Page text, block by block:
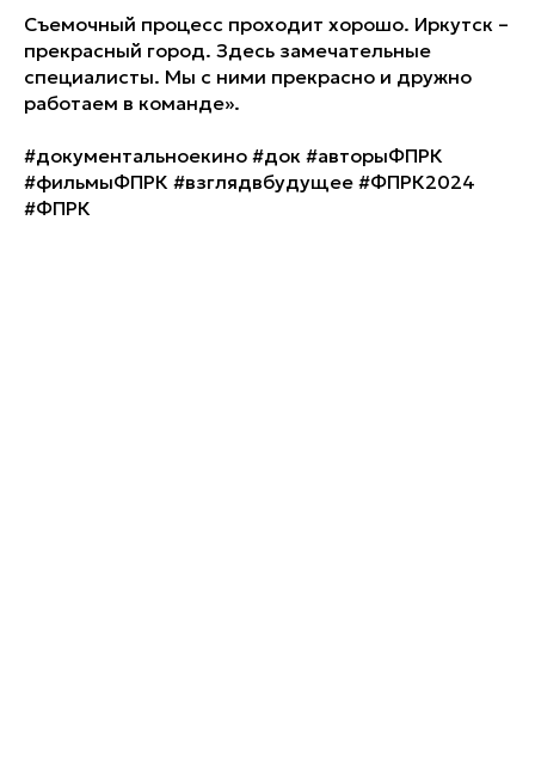
Съемочный процесс проходит хорошо. Иркутск –
прекрасный город. Здесь замечательные
специалисты. Мы с ними прекрасно и дружно
работаем в команде».
#документальноекино #док #авторыФПРК
#фильмыФПРК #взглядвбудущее #ФПРК2024
#ФПРК